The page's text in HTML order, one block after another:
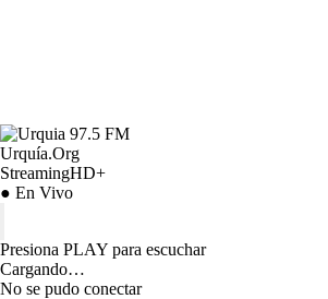
Urquía.Org
StreamingHD+
● En Vivo
Presiona PLAY para escuchar
Cargando…
No se pudo conectar